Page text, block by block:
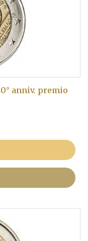
anniv. premio